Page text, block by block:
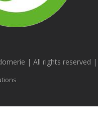
| All rights reserved